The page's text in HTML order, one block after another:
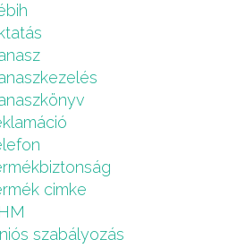
cimke
szabályozás